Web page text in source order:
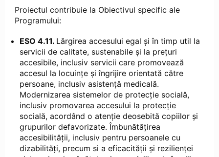
Proiectul contribuie la Obiectivul specific ale
Programului:
ESO 4.11. Lărgirea accesului egal și în timp util la
servicii de calitate, sustenabile și la prețuri
accesibile, inclusiv servicii care promovează
accesul la locuințe și îngrijire orientată către
persoane, inclusiv asistență medicală.
Modernizarea sistemelor de protecție socială,
inclusiv promovarea accesului la protecție
socială, acordând o atenție deosebită copiilor și
grupurilor defavorizate. Îmbunătățirea
accesibilității, inclusiv pentru persoanele cu
dizabilități, precum si a eficacității și rezilienței